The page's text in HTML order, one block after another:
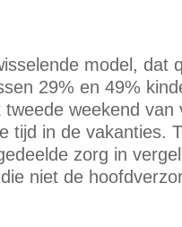
model, dat
29% en 49%
weekend
tijd in de vakanties.
zorg in
niet de